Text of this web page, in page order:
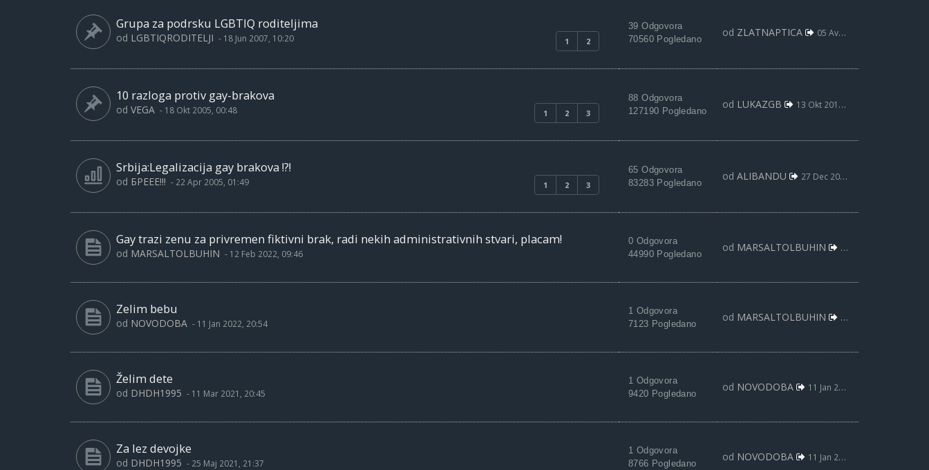
Grupa za podrsku LGBTIQ roditeljima
1 2
od LGBTIQRODITELJI - 18 Jun 2007, 10:20
39 Odgovora
70560 Pogledano
od ZLATNAPTICA 05 Avg 2018, 19:32
10 razloga protiv gay-brakova
1 2 3
od VEGA - 18 Okt 2005, 00:48
88 Odgovora
127190 Pogledano
od LUKAZGB 13 Okt 2017, 21:29
Srbija:Legalizacija gay brakova !?!
1 2 3
od БРЕЕЕ!!! - 22 Apr 2005, 01:49
65 Odgovora
83283 Pogledano
od ALIBANDU 27 Dec 2012, 23:01
Gay trazi zenu za privremen fiktivni brak, radi nekih administrativnih stvari, placam!
od MARSALTOLBUHIN - 12 Feb 2022, 09:46
0 Odgovora
44990 Pogledano
od MARSALTOLBUHIN 12 Feb 2022, 09:46
Zelim bebu
od NOVODOBA - 11 Jan 2022, 20:54
1 Odgovora
7123 Pogledano
od MARSALTOLBUHIN 12 Feb 2022, 09:40
Želim dete
od DHDH1995 - 11 Mar 2021, 20:45
1 Odgovora
9420 Pogledano
od NOVODOBA 11 Jan 2022, 21:24
Za lez devojke
od DHDH1995 - 25 Maj 2021, 21:37
1 Odgovora
8766 Pogledano
od NOVODOBA 11 Jan 2022, 21:22